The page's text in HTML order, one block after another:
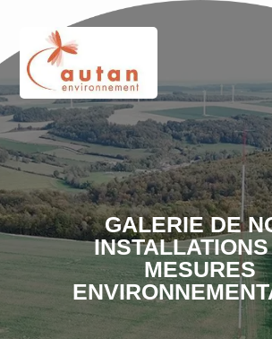
GALERIE DE
MESURES